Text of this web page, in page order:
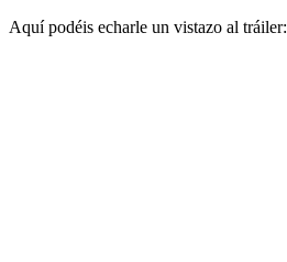
Aquí podéis echarle un vistazo al tráiler: